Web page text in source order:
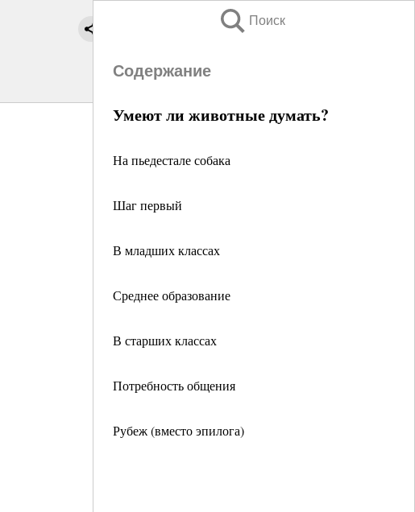
Поиск
Содержание
Умеют ли животные думать?
На пьедестале собака
Шаг первый
В младших классах
Среднее образование
В старших классах
Потребность общения
Рубеж (вместо эпилога)